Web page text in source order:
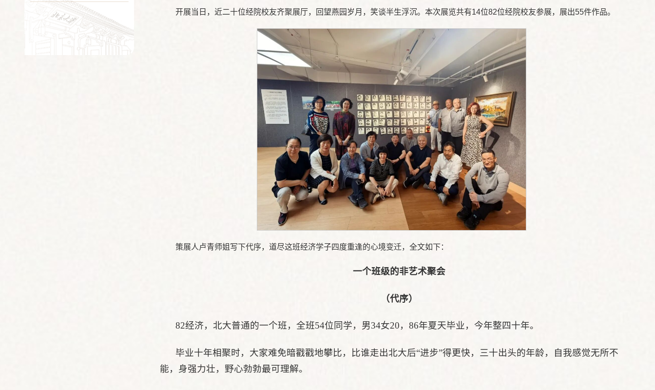
开展当日，近二十位经院校友齐聚展厅，回望燕园岁月，笑谈半生浮沉。本次展览共有14位82位经院校友参展，展出55件作品。
策展人卢青师姐写下代序，道尽这班经济学子四度重逢的心境变迁，全文如下：
一个班级的非艺术聚会
（代序）
82经济，北大普通的一个班，全班54位同学，男34女20，86年夏天毕业，今年整四十年。
毕业十年相聚时，大家难免暗戳戳地攀比，比谁走出北大后“进步”得更快，三十出头的年龄，自我感觉无所不
能，身强力壮，野心勃勃最可理解。